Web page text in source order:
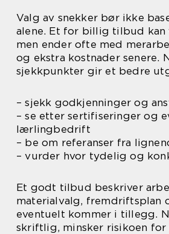
Valg av snekker bør ikke
alene. Et for billig tilbud kan
men ender ofte med
og ekstra kostnader senere.
sjekkpunkter gir et bedre
– sjekk godkjenninger og
– se etter sertifiseringer og
lærlingbedrift
– be om referanser fra
– vurder hvor tydelig og
Et godt tilbud beskriver
materialvalg, fremdriftsplan
eventuelt kommer i tillegg.
skriftlig, minsker risikoen for